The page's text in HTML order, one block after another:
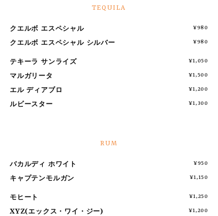
TEQUILA
クエルボ エスペシャル ¥980
クエルボ エスペシャル シルバー ¥980
テキーラ サンライズ ¥1,050
マルガリータ ¥1,500
エル ディアブロ ¥1,200
ルビースター ¥1,300
RUM
バカルディ ホワイト ¥950
キャプテンモルガン ¥1,150
モヒート ¥1,250
XYZ(エックス・ワイ・ジー) ¥1,200